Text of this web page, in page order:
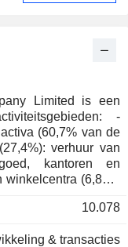
Limited is een
-
(60,7% van de
kantoren en
(24,6%).
10.078
& transacties